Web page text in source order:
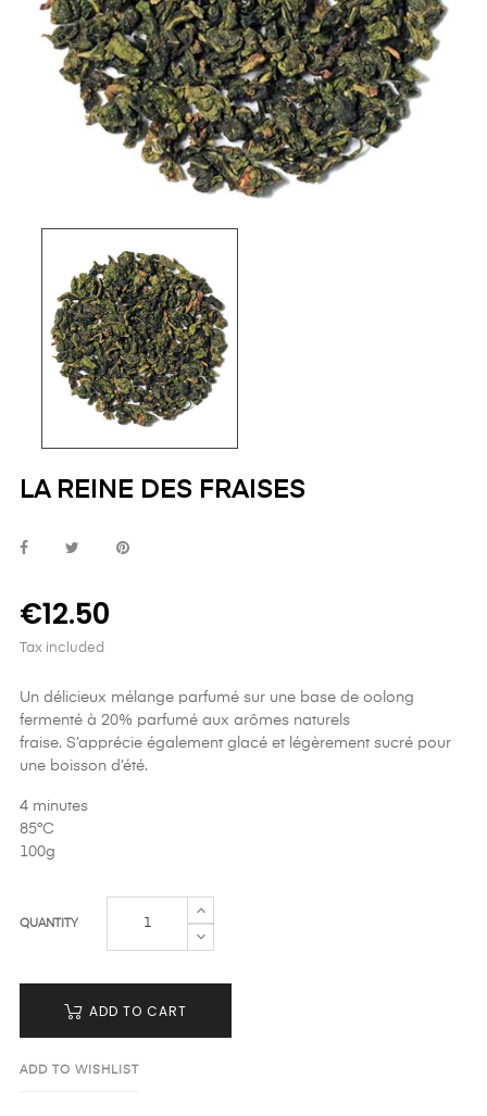
LA REINE DES FRAISES
€12.50
Tax included
Un délicieux mélange parfumé sur une base de oolong
fermenté à 20% parfumé aux arômes naturels
fraise. S’apprécie également glacé et légèrement sucré pour
une boisson d’été.
4 minutes
85°C
100g
QUANTITY
ADD TO CART
ADD TO WISHLIST